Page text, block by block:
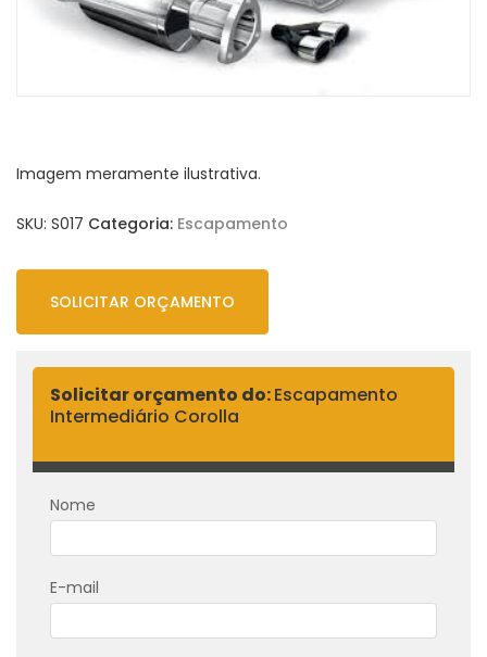
Imagem meramente ilustrativa.
SKU: S017 Categoria: Escapamento
SOLICITAR ORÇAMENTO
Solicitar orçamento do:Escapamento
Intermediário Corolla
Nome
E-mail